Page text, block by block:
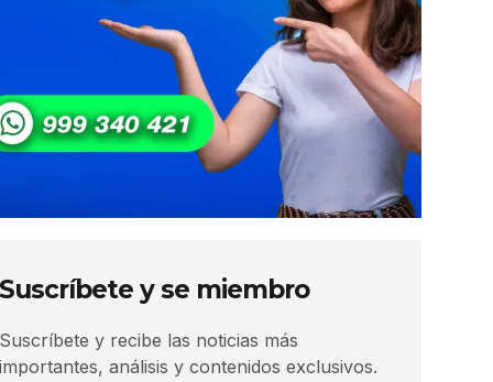
Suscríbete y se miembro
Suscríbete y recibe las noticias más
importantes, análisis y contenidos exclusivos.